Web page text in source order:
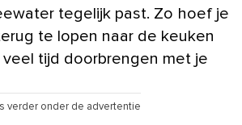
tegelijk past. Zo hoef je
te lopen naar de keuken
tijd doorbrengen met je
verder onder de advertentie